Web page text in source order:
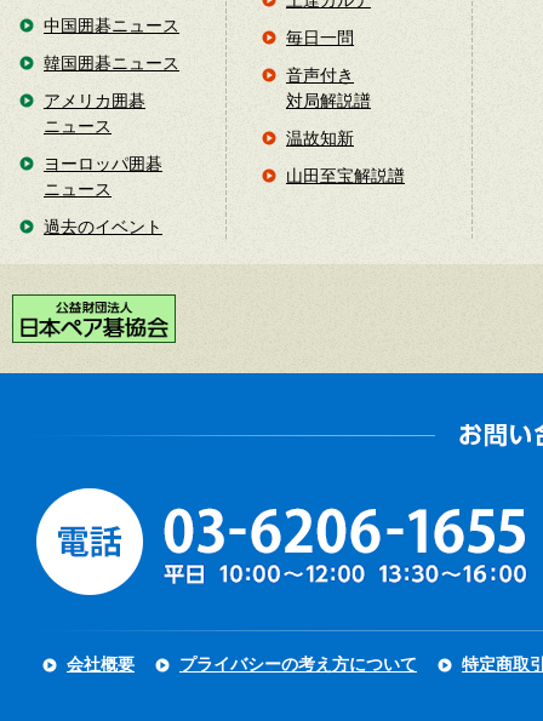
中国囲碁ニュース
韓国囲碁ニュース
アメリカ囲碁
ニュース
ヨーロッパ囲碁
ニュース
過去のイベント
毎日一問
音声付き
対局解説譜
温故知新
山田至宝解説譜
会社概要 プライバシーの考え方について 特定商取